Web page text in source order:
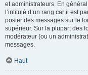
et administrateurs. En
l’intitulé d’un rang car il est
poster des messages sur le
supérieur. Sur la plupart des
modérateur (ou un
messages.
Haut